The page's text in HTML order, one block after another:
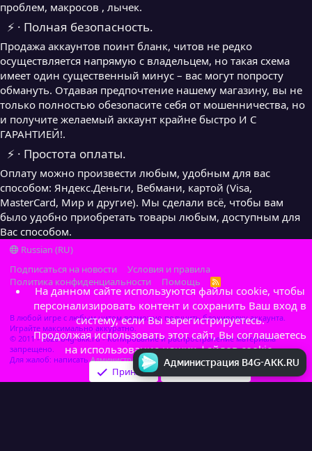
проблем, макросов , лычек.
⚡ · Полная безопасность.
Продажа аккаунтов поинт бланк, читов не редко
осуществляется напрямую с владельцем, но такая схема
имеет один существенный минус – вас могут попросту
обмануть. Отдавая предпочтение нашему магазину, вы не
только полностью обезопасите себя от мошенничества, но
и получите желаемый аккаунт крайне быстро И С
ГАРАНТИЕЙ!.
⚡ · Простота оплаты.
Оплату можно произвести любым, удобным для вас
способом: Яндекс.Деньги, Вебмани, картой (Visa,
MasterCard, Мир и другие). Мы сделали всё, чтобы вам
было удобно приобретать товары любым, доступным для
Вас способом.
Russian (RU)
Подписаться на новости
Условия и правила
Политика конфиденциальности
Помощь
R
S
В любой игре с любым читом возможно получить блокировку аккаунта.
Играйте максимально аккуратно.
© 2011 - 2026 b4g-akk.ru - Копирование и распространение материала
запрещено.
Для жалоб: написатьАдминистратор
На данном сайте используются файлы cookie, чтобы
персонализировать контент и сохранить Ваш вход в
систему, если Вы зарегистрируетесь.
Продолжая использовать этот сайт, Вы соглашаетесь
на использование наших файлов cookie.
Принять Узнать больше…
Администрация B4G-AKK.RU